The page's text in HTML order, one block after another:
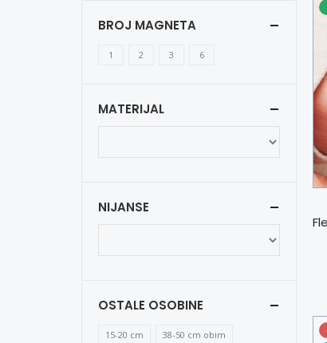
BROJ MAGNETA
1 2 3 6
MATERIJAL
NIJANSE
OSTALE OSOBINE
15-20 cm 38-50 cm obim